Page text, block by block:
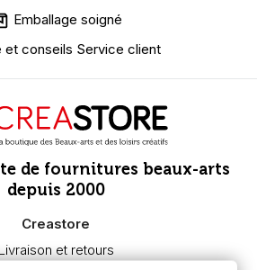
Emballage soigné
et conseils Service client
de fournitures beaux-arts
depuis 2000
Creastore
Livraison et retours